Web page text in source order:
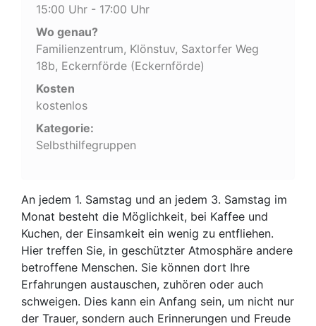
15:00 Uhr - 17:00 Uhr
Wo genau?
Familienzentrum, Klönstuv, Saxtorfer Weg
18b, Eckernförde (Eckernförde)
Kosten
kostenlos
Kategorie:
Selbsthilfegruppen
An jedem 1. Samstag und an jedem 3. Samstag im
Monat besteht die Möglichkeit, bei Kaffee und
Kuchen, der Einsamkeit ein wenig zu entfliehen.
Hier treffen Sie, in geschützter Atmosphäre andere
betroffene Menschen. Sie können dort Ihre
Erfahrungen austauschen, zuhören oder auch
schweigen. Dies kann ein Anfang sein, um nicht nur
der Trauer, sondern auch Erinnerungen und Freude